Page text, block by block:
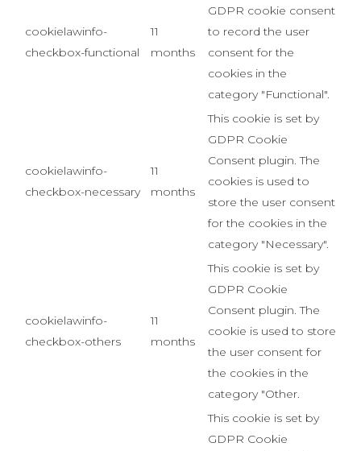
cookielawinfo-
checkbox-functional
11
months
GDPR cookie consent
to record the user
consent for the
cookies in the
category "Functional".
cookielawinfo-
checkbox-necessary
11
months
This cookie is set by
GDPR Cookie
Consent plugin. The
cookies is used to
store the user consent
for the cookies in the
category "Necessary".
cookielawinfo-
checkbox-others
11
months
This cookie is set by
GDPR Cookie
Consent plugin. The
cookie is used to store
the user consent for
the cookies in the
category "Other.
This cookie is set by
GDPR Cookie